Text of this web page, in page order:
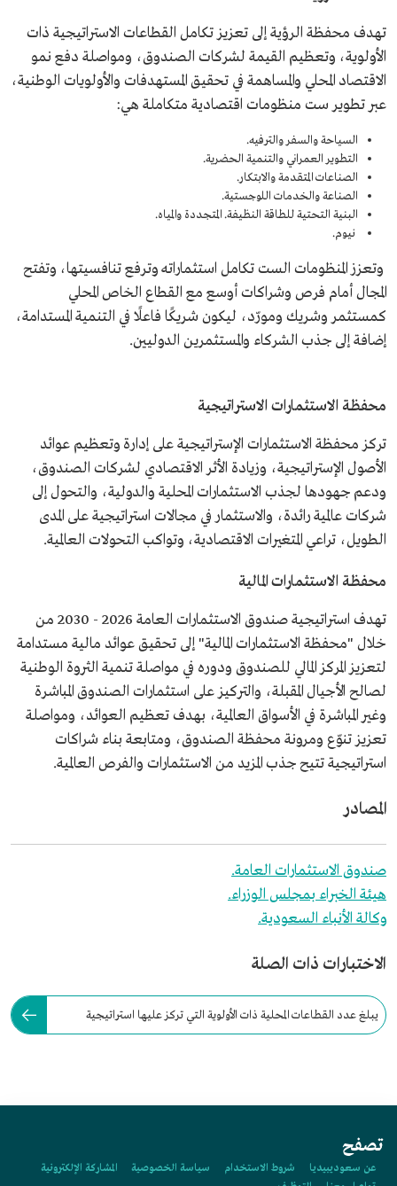
تهدف محفظة الرؤية إلى تعزيز تكامل القطاعات الاستراتيجية ذات
الأولوية، وتعظيم القيمة لشركات الصندوق، ومواصلة دفع نمو
الاقتصاد المحلي والمساهمة في تحقيق المستهدفات والأولويات الوطنية،
عبر تطوير ست منظومات اقتصادية متكاملة هي:
السياحة والسفر والترفيه.
التطوير العمراني والتنمية الحضرية.
الصناعات المتقدمة والابتكار.
الصناعة والخدمات اللوجستية.
البنية التحتية للطاقة النظيفة. المتجددة والمياه.
نيوم.
وتعزز المنظومات الست تكامل استثماراته وترفع تنافسيتها، وتفتح
المجال أمام فرص وشراكات أوسع مع القطاع الخاص المحلي
كمستثمر وشريك ومورّد، ليكون شريكًا فاعلًا في التنمية المستدامة،
إضافة إلى جذب الشركاء والمستثمرين الدوليين.
محفظة الاستثمارات الاستراتيجية
تركز محفظة الاستثمارات الإستراتيجية على إدارة وتعظيم عوائد
الأصول الإستراتيجية، وزيادة الأثر الاقتصادي لشركات الصندوق،
ودعم جهودها لجذب الاستثمارات المحلية والدولية، والتحول إلى
شركات عالمية رائدة، والاستثمار في مجالات استراتيجية على المدى
الطويل، تراعي المتغيرات الاقتصادية، وتواكب التحولات العالمية.
محفظة الاستثمارات المالية
تهدف استراتيجية صندوق الاستثمارات العامة 2026 - 2030 من
خلال "محفظة الاستثمارات المالية" إلى تحقيق عوائد مالية مستدامة
لتعزيز المركز المالي للصندوق ودوره في مواصلة تنمية الثروة الوطنية
لصالح الأجيال المقبلة، والتركيز على استثمارات الصندوق المباشرة
وغير المباشرة في الأسواق العالمية، بهدف تعظيم العوائد، ومواصلة
تعزيز تنوّع ومرونة محفظة الصندوق، ومتابعة بناء شراكات
استراتيجية تتيح جذب المزيد من الاستثمارات والفرص العالمية.
المصادر
صندوق الاستثمارات العامة.
هيئة الخبراء بمجلس الوزراء.
وكالة الأنباء السعودية.
الاختبارات ذات الصلة
يبلغ عدد القطاعات المحلية ذات الأولوية التي تركز عليها استراتيجية
تصفح
عن سعوديبيديا شروط الاستخدام سياسة الخصوصية
المشاركة الإلكترونية